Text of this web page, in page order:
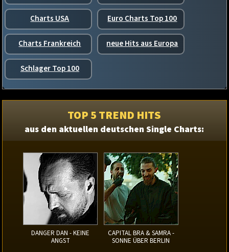
Charts USA Euro Charts Top 100
Charts Frankreich neue Hits aus Europa
Schlager Top 100
TOP 5 TREND HITS
aus den aktuellen deutschen Single Charts:
DANGER DAN - KEINE
ANGST
CAPITAL BRA & SAMRA -
SONNE ÜBER BERLIN